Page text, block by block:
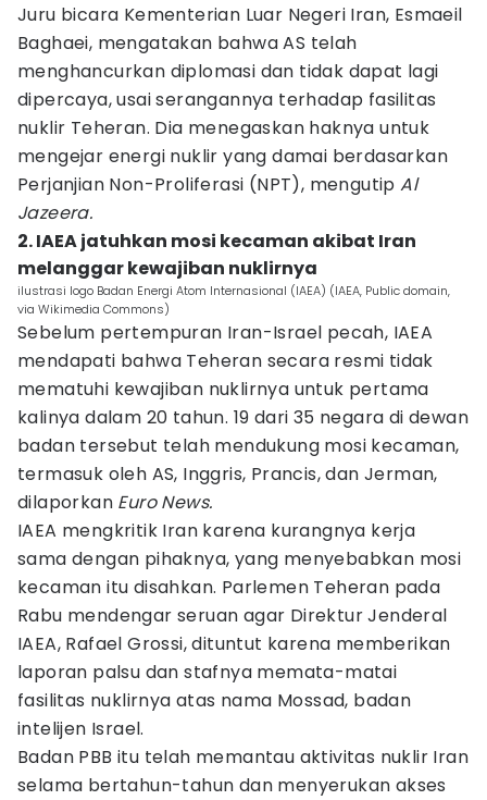
Juru bicara Kementerian Luar Negeri Iran, Esmaeil
Baghaei, mengatakan bahwa AS telah
menghancurkan diplomasi dan tidak dapat lagi
dipercaya, usai serangannya terhadap fasilitas
nuklir Teheran. Dia menegaskan haknya untuk
mengejar energi nuklir yang damai berdasarkan
Perjanjian Non-Proliferasi (NPT), mengutipAl
Jazeera.
2. IAEA jatuhkan mosi kecaman akibat Iran
melanggar kewajiban nuklirnya
ilustrasi logo Badan Energi Atom Internasional (IAEA) (IAEA, Public domain,
via Wikimedia Commons)
Sebelum pertempuran Iran-Israel pecah, IAEA
mendapati bahwa Teheran secara resmi tidak
mematuhi kewajiban nuklirnya untuk pertama
kalinya dalam 20 tahun. 19 dari 35 negara di dewan
badan tersebut telah mendukung mosi kecaman,
termasuk oleh AS, Inggris, Prancis, dan Jerman,
dilaporkan Euro News.
IAEA mengkritik Iran karena kurangnya kerja
sama dengan pihaknya, yang menyebabkan mosi
kecaman itu disahkan. Parlemen Teheran pada
Rabu mendengar seruan agar Direktur Jenderal
IAEA, Rafael Grossi, dituntut karena memberikan
laporan palsu dan stafnya memata-matai
fasilitas nuklirnya atas nama Mossad, badan
intelijen Israel.
Badan PBB itu telah memantau aktivitas nuklir Iran
selama bertahun-tahun dan menyerukan akses